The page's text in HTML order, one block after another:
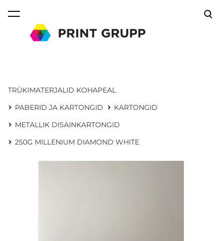
lisati ostukorvi.
TRÜKIMATERJALID KOHAPEAL
PABERID JA KARTONGID
KARTONGID
METALLIK DISAINKARTONGID
250G MILLENIUM DIAMOND WHITE